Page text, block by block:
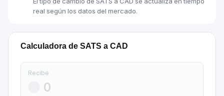
real según los datos del mercado.
Calculadora de SATS a CAD
Recibe